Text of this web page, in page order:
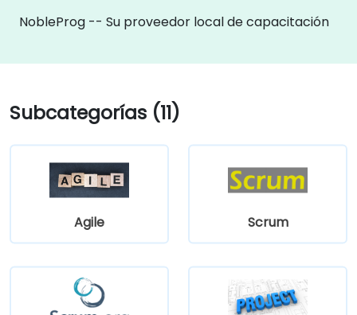
NobleProg -- Su proveedor local de capacitación
Subcategorías (11)
Agile Scrum